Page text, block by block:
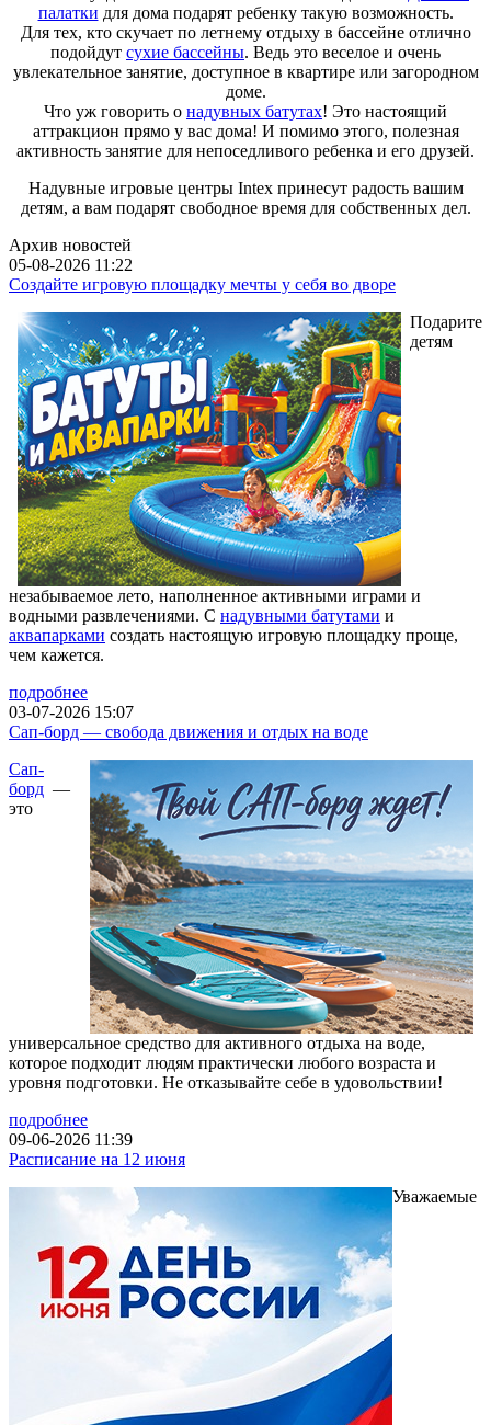
палатки для дома подарят ребенку такую возможность.
Для тех, кто скучает по летнему отдыху в бассейне отлично
подойдут сухие бассейны. Ведь это веселое и очень
увлекательное занятие, доступное в квартире или загородном
доме.
Что уж говорить о надувных батутах! Это настоящий
аттракцион прямо у вас дома! И помимо этого, полезная
активность занятие для непоседливого ребенка и его друзей.
Надувные игровые центры Intex принесут радость вашим
детям, а вам подарят свободное время для собственных дел.
Архив новостей
05-08-2026 11:22
Создайте игровую площадку мечты у себя во дворе
Подарите
детям
незабываемое лето, наполненное активными играми и
водными развлечениями. С надувными батутами и
аквапарками создать настоящую игровую площадку проще,
чем кажется.
подробнее
03-07-2026 15:07
Сап-борд — свобода движения и отдых на воде
Сап-
борд —
это
универсальное средство для активного отдыха на воде,
которое подходит людям практически любого возраста и
уровня подготовки. Не отказывайте себе в удовольствии!
подробнее
09-06-2026 11:39
Расписание на 12 июня
Уважаемые